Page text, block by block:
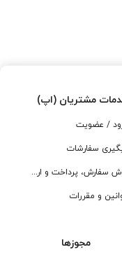
مشتریان (اپ)
/ عضویت
سفارشات
روش سفارش، پرداخت و ارسال
و مقررات
مجوزها